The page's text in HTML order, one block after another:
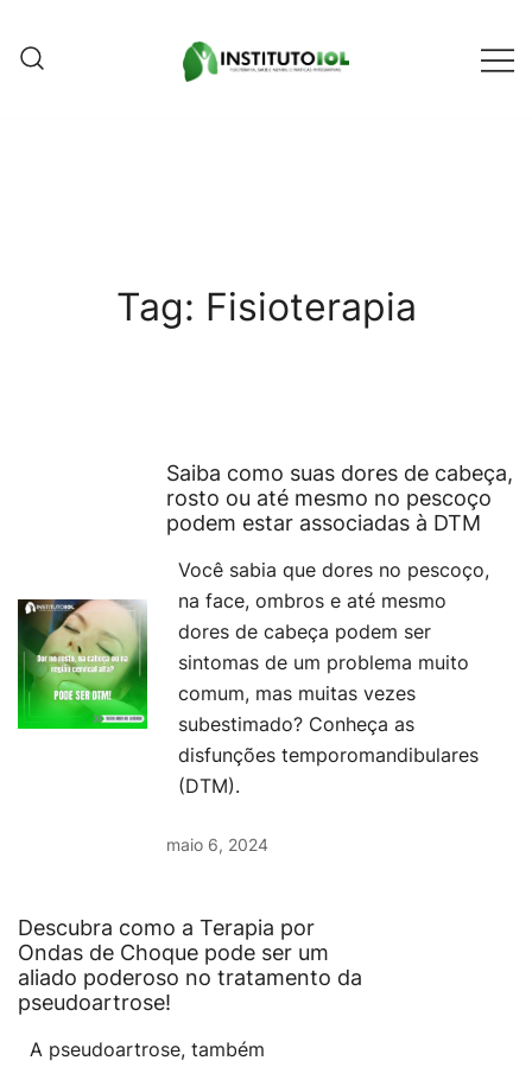
para
conteúdo
Tag: Fisioterapia
Saiba como suas dores de cabeça,
rosto ou até mesmo no pescoço
podem estar associadas à DTM
Você sabia que dores no pescoço,
na face, ombros e até mesmo
dores de cabeça podem ser
sintomas de um problema muito
comum, mas muitas vezes
subestimado? Conheça as
disfunções temporomandibulares
(DTM).
maio 6, 2024
Descubra como a Terapia por
Ondas de Choque pode ser um
aliado poderoso no tratamento da
pseudoartrose!
A pseudoartrose, também